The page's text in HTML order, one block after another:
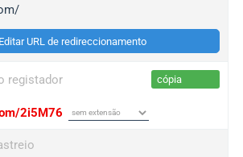
Editar URL de redireccionamento
registador cópia
2i5M76